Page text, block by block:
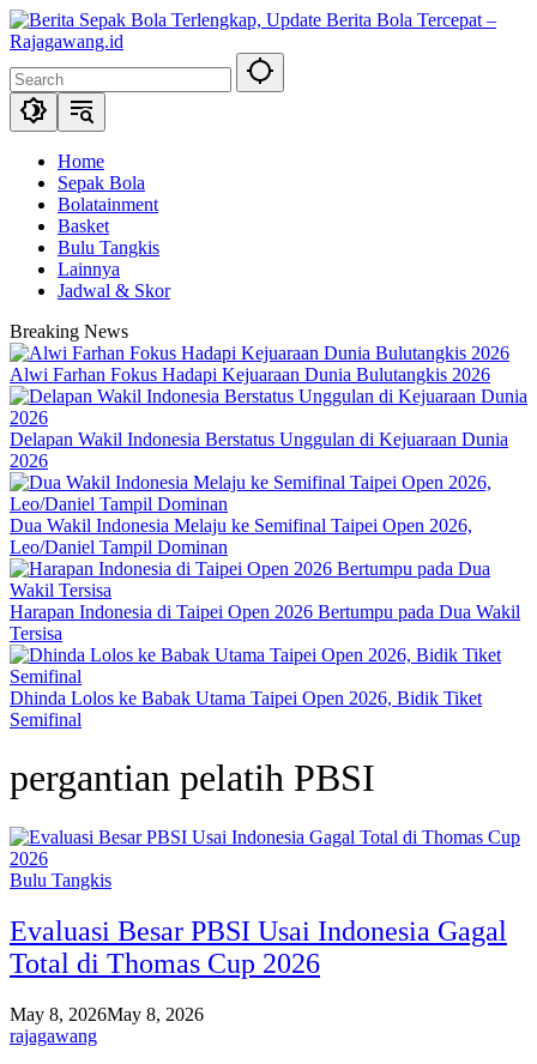
Skip
to
Home
Sepak Bola
Bolatainment
Basket
Bulu Tangkis
Lainnya
Jadwal & Skor
Breaking News
Alwi Farhan Fokus Hadapi Kejuaraan Dunia Bulutangkis 2026
Delapan Wakil Indonesia Berstatus Unggulan di Kejuaraan Dunia
2026
Dua Wakil Indonesia Melaju ke Semifinal Taipei Open 2026,
Leo/Daniel Tampil Dominan
Harapan Indonesia di Taipei Open 2026 Bertumpu pada Dua Wakil
Tersisa
Dhinda Lolos ke Babak Utama Taipei Open 2026, Bidik Tiket
Semifinal
pergantian pelatih PBSI
Bulu Tangkis
Evaluasi Besar PBSI Usai Indonesia Gagal
Total di Thomas Cup 2026
May 8, 2026May 8, 2026
rajagawang